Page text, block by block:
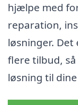
hjælpe med
reparation,
løsninger.
flere tilbud,
løsning til